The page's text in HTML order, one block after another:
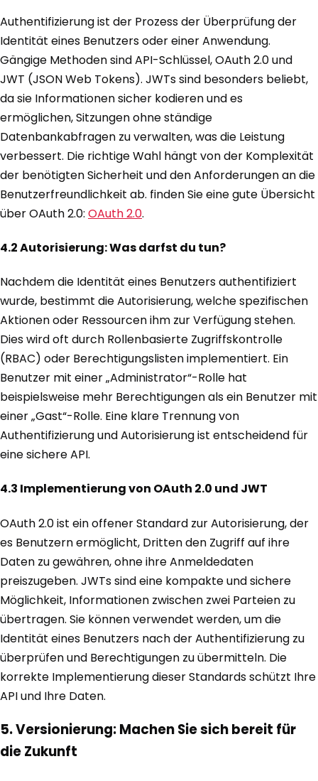
Authentifizierung ist der Prozess der Überprüfung der
Identität eines Benutzers oder einer Anwendung.
Gängige Methoden sind API-Schlüssel, OAuth 2.0 und
JWT (JSON Web Tokens). JWTs sind besonders beliebt,
da sie Informationen sicher kodieren und es
ermöglichen, Sitzungen ohne ständige
Datenbankabfragen zu verwalten, was die Leistung
verbessert. Die richtige Wahl hängt von der Komplexität
der benötigten Sicherheit und den Anforderungen an die
Benutzerfreundlichkeit ab. finden Sie eine gute Übersicht
über OAuth 2.0: OAuth 2.0.
4.2 Autorisierung: Was darfst du tun?
Nachdem die Identität eines Benutzers authentifiziert
wurde, bestimmt die Autorisierung, welche spezifischen
Aktionen oder Ressourcen ihm zur Verfügung stehen.
Dies wird oft durch Rollenbasierte Zugriffskontrolle
(RBAC) oder Berechtigungslisten implementiert. Ein
Benutzer mit einer „Administrator“-Rolle hat
beispielsweise mehr Berechtigungen als ein Benutzer mit
einer „Gast“-Rolle. Eine klare Trennung von
Authentifizierung und Autorisierung ist entscheidend für
eine sichere API.
4.3 Implementierung von OAuth 2.0 und JWT
OAuth 2.0 ist ein offener Standard zur Autorisierung, der
es Benutzern ermöglicht, Dritten den Zugriff auf ihre
Daten zu gewähren, ohne ihre Anmeldedaten
preiszugeben. JWTs sind eine kompakte und sichere
Möglichkeit, Informationen zwischen zwei Parteien zu
übertragen. Sie können verwendet werden, um die
Identität eines Benutzers nach der Authentifizierung zu
überprüfen und Berechtigungen zu übermitteln. Die
korrekte Implementierung dieser Standards schützt Ihre
API und Ihre Daten.
5. Versionierung: Machen Sie sich bereit für
die Zukunft